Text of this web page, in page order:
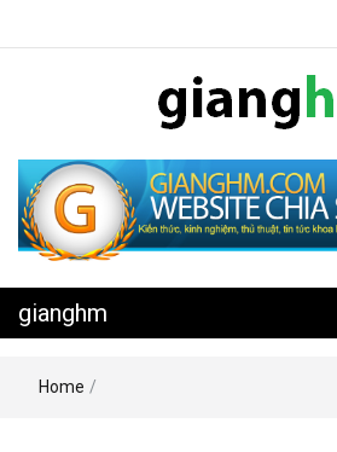
kỹ thuật miễn
gianghm
Home /